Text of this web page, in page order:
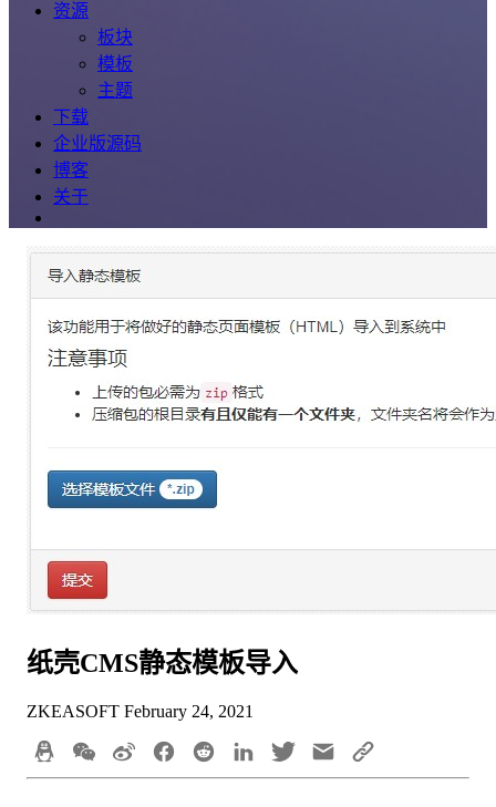
资源
板块
模板
主题
下载
企业版源码
博客
关于
纸壳CMS静态模板导入
ZKEASOFT February 24, 2021